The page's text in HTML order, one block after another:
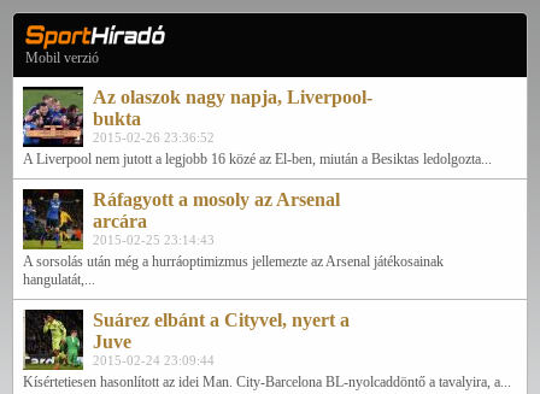
Mobil verzió
Az olaszok nagy napja, Liverpool-
bukta
2015-02-26 23:36:52
A Liverpool nem jutott a legjobb 16 közé az El-ben, miután a Besiktas ledolgozta...
Ráfagyott a mosoly az Arsenal
arcára
2015-02-25 23:14:43
A sorsolás után még a hurráoptimizmus jellemezte az Arsenal játékosainak
hangulatát,...
Suárez elbánt a Cityvel, nyert a
Juve
2015-02-24 23:09:44
Kísértetiesen hasonlított az idei Man. City-Barcelona BL-nyolcaddöntő a tavalyira, a...